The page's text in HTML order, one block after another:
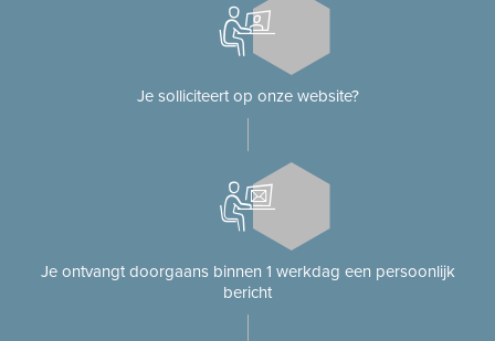
Je solliciteert op onze website?
Je ontvangt doorgaans binnen 1 werkdag een persoonlijk
bericht